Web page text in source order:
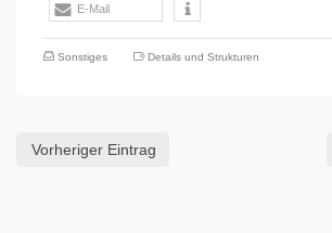
E-Mail
Sonstiges Details und Strukturen
Vorheriger Eintrag